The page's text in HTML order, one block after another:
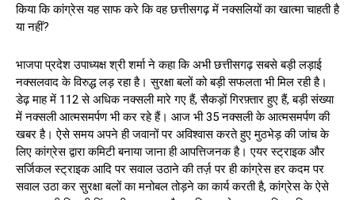
किया कि कांग्रेस यह साफ करे कि वह छत्तीसगढ़ में नक्सलियों का खात्मा चाहती है
या नहीं?
भाजपा प्रदेश उपाध्यक्ष श्री शर्मा ने कहा कि अभी छत्तीसगढ़ सबसे बड़ी लड़ाई
नक्सलवाद के विरुद्ध लड़ रहा है। सुरक्षा बलों को बड़ी सफलता भी मिल रही है।
डेढ़ माह में 112 से अधिक नक्सली मारे गए हैं, सैकड़ों गिरफ़्तार हुए हैं, बड़ी संख्या
में नक्सली आत्मसमर्पण भी कर रहे हैं। आज भी 35 नक्सली के आत्मसमर्पण की
खबर है। ऐसे समय अपने ही जवानों पर अविश्वास करते हुए मुठभेड़ की जांच के
लिए कांग्रेस द्वारा कमिटी बनाया जाना ही आपत्तिजनक है। एयर स्ट्राइक और
सर्जिकल स्ट्राइक आदि पर सवाल उठाने की तर्ज़ पर ही कांग्रेस हर कदम पर
सवाल उठा कर सुरक्षा बलों का मनोबल तोड़ने का कार्य करती है, कांग्रेस के ऐसे